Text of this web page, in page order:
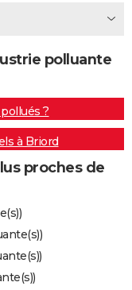
polluante
?
à Briord
proches de